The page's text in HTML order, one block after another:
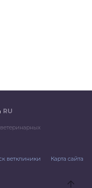
RU
ветеринарных
ветклиники Карта сайта